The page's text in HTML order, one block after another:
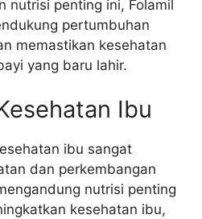
nutrisi penting ini, Folamil
pertumbuhan
memastikan kesehatan
yang baru lahir.
Ibu
ibu sangat
dan perkembangan
nutrisi penting
kesehatan ibu,